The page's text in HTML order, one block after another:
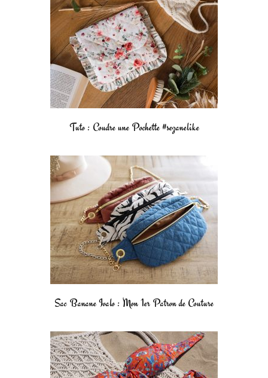
Tuto : Coudre une Pochette #sezanelike
Sac Banane Ivalo : Mon 1er Patron de Couture